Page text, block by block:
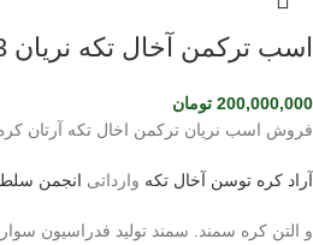
اسب ترکمن آخال تکه نریان 3 ساله
200,000,000 تومان
فروش اسب نریان ترکمن اخال تکه آرتان کره
آراد کره توسن آخال تکه وارداتی انجمن
و التن کره سمند. سمند تولید فدراسیون